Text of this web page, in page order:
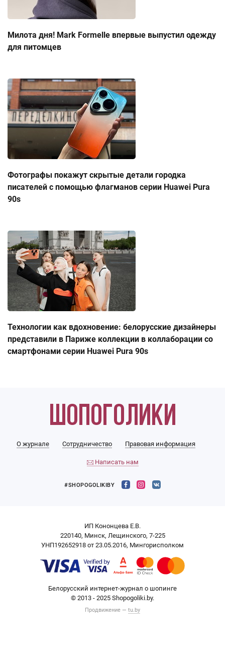
Милота дня! Mark Formelle впервые выпустил одежду
для питомцев
Фотографы покажут скрытые детали городка
писателей с помощью флагманов серии Huawei Pura
90s
Технологии как вдохновение: белорусские дизайнеры
представили в Париже коллекции в коллаборации со
смартфонами серии Huawei Pura 90s
О журнале Сотрудничество Правовая информация
Написать нам
#SHOPOGOLIKIBY
ИП Кононцева Е.В.
220140, Минск, Лещинского, 7-225
УНП192652918 от 23.05.2016, Мингорисполком
Белорусский интернет-журнал о шопинге
© 2013 - 2025 Shopogoliki.by.
Продвижение — tu.by